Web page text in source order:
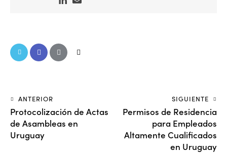
ANTERIOR
Protocolización de Actas
de Asambleas en
Uruguay
SIGUIENTE
Permisos de Residencia
para Empleados
Altamente Cualificados
en Uruguay